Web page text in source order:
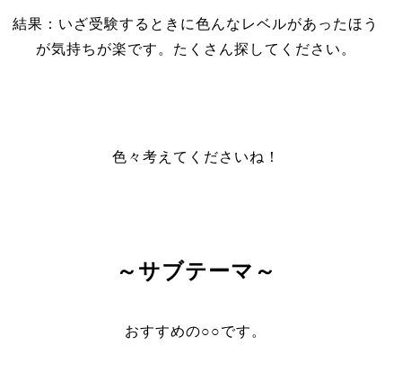
結果：いざ受験するときに色んなレベルがあったほう
が気持ちが楽です。たくさん探してください。
色々考えてくださいね！
～サブテーマ～
おすすめの○○です。